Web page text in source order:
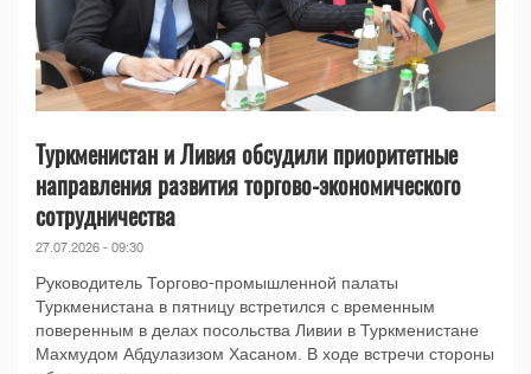
Туркменистан и Ливия обсудили приоритетные
направления развития торгово-экономического
сотрудничества
27.07.2026 - 09:30
Руководитель Торгово-промышленной палаты
Туркменистана в пятницу встретился с временным
поверенным в делах посольства Ливии в Туркменистане
Махмудом Абдулазизом Хасаном. В ходе встречи стороны